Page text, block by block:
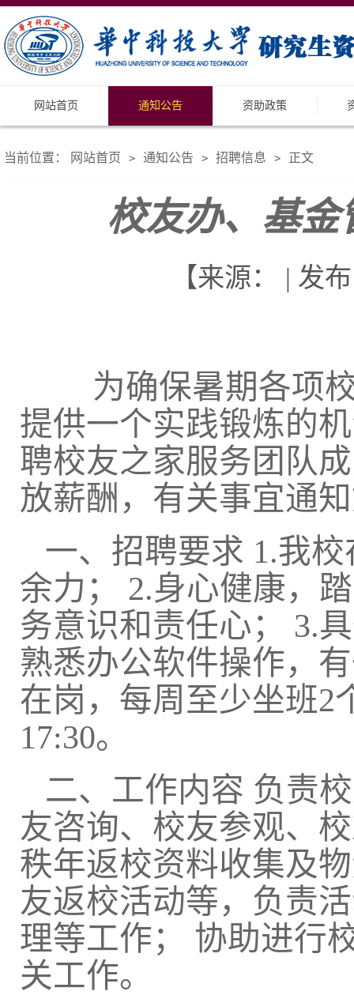
网站首页 通知公告 资助政策
当前位置： 网站首页 > 通知公告 > 招聘信息 > 正文
校友办、基
【来源： | 发
为确保暑期各项
提供一个实践锻炼的
聘校友之家服务团队
放薪酬，有关事宜通
一、招聘要求 1.我
余力；
2.身心健康，
务意识和责任心；
3.
熟悉办公软件操作，
在岗，每周至少坐班2
17:30。
二、工作内容 负责
友咨询、校友参观、
秩年返校资料收集及
友返校活动等，负责
理等工作；
协助进行
关工作。